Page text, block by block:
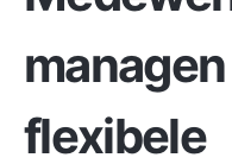
flexibele